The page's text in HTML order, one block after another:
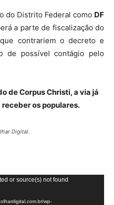
do Distrito Federal como DF
a parte de fiscalização do
contrariem o decreto e
de possível contágio pelo
de Corpus Christi, a via já
os populares.
Digital.
or source(s) not found
wp-